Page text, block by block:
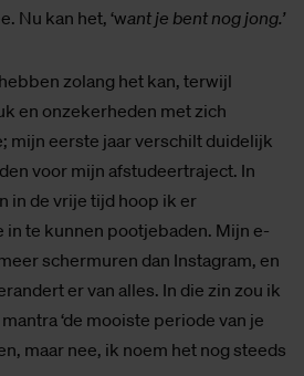
Nu kan het, ‘want je bent nog jong.’
zolang het kan, terwijl
en onzekerheden met zich
mijn eerste jaar verschilt duidelijk
voor mijn afstudeertraject. In
in de vrije tijd hoop ik er
in te kunnen pootjebaden. Mijn e-
schermuren dan Instagram, en
er van alles. In die zin zou ik
‘de mooiste periode van je
maar nee, ik noem het nog steeds